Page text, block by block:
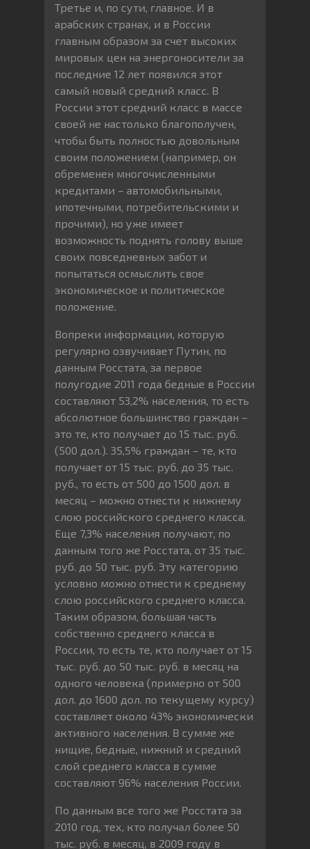
Третье и, по сути, главное. И в
арабских странах, и в России
главным образом за счет высоких
мировых цен на энергоносители за
последние 12 лет появился этот
самый новый средний класс. В
России этот средний класс в массе
своей не настолько благополучен,
чтобы быть полностью довольным
своим положением (например, он
обременен многочисленными
кредитами – автомобильными,
ипотечными, потребительскими и
прочими), но уже имеет
возможность поднять голову выше
своих повседневных забот и
попытаться осмыслить свое
экономическое и политическое
положение.
Вопреки информации, которую
регулярно озвучивает Путин, по
данным Росстата, за первое
полугодие 2011 года бедные в России
составляют 53,2% населения, то есть
абсолютное большинство граждан –
это те, кто получает до 15 тыс. руб.
(500 дол.). 35,5% граждан – те, кто
получает от 15 тыс. руб. до 35 тыс.
руб., то есть от 500 до 1500 дол. в
месяц – можно отнести к нижнему
слою российского среднего класса.
Еще 7,3% населения получают, по
данным того же Росстата, от 35 тыс.
руб. до 50 тыс. руб. Эту категорию
условно можно отнести к среднему
слою российского среднего класса.
Таким образом, большая часть
собственно среднего класса в
России, то есть те, кто получает от 15
тыс. руб. до 50 тыс. руб. в месяц на
одного человека (примерно от 500
дол. до 1600 дол. по текущему курсу)
составляет около 43% экономически
активного населения. В сумме же
нищие, бедные, нижний и средний
слой среднего класса в сумме
составляют 96% населения России.
По данным все того же Росстата за
2010 год, тех, кто получал более 50
тыс. руб. в месяц, в 2009 году в